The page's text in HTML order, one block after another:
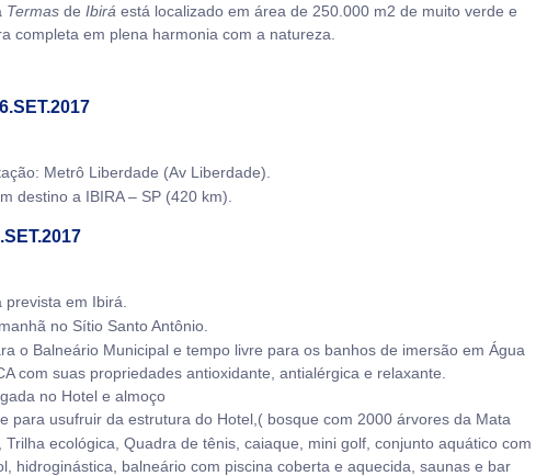
Termas de Ibirá está localizado em área de 250.000 m2 de muito verde e
completa em plena harmonia com a natureza.
Metrô Liberdade (Av Liberdade).
destino a IBIRA – SP (420 km).
prevista em Ibirá.
no Sítio Santo Antônio.
o Balneário Municipal e tempo livre para os banhos de imersão em Água
com suas propriedades antioxidante, antialérgica e relaxante.
no Hotel e almoço
usufruir da estrutura do Hotel,( bosque com 2000 árvores da Mata
Trilha ecológica, Quadra de tênis, caiaque, mini golf, conjunto aquático com
hidroginástica, balneário com piscina coberta e aquecida, saunas e bar